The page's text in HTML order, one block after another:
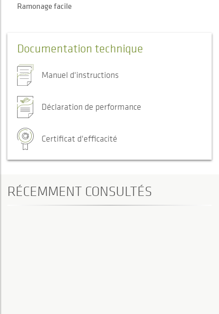
Ramonage facile
Documentation technique
Manuel d'instructions
Déclaration de performance
Certificat d'efficacité
RÉCEMMENT CONSULTÉS